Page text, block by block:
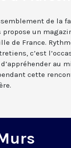
de la
un
de France.
c’est
au
cette